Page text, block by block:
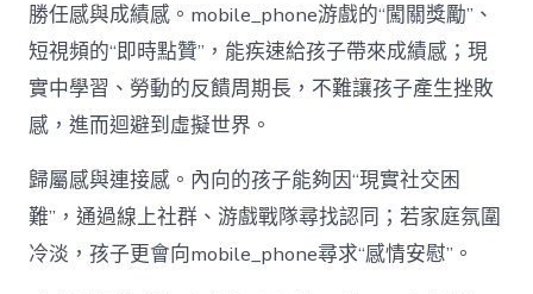
勝任感與成績感。mobile_phone游戲的“闖關獎勵”、
短視頻的“即時點贊”，能疾速給孩子帶來成績感；現
實中學習、勞動的反饋周期長，不難讓孩子產生挫敗
感，進而迴避到虛擬世界。
歸屬感與連接感。內向的孩子能夠因“現實社交困
難”，通過線上社群、游戲戰隊尋找認同；若家庭氛圍
冷淡，孩子更會向mobile_phone尋求“感情安慰”。